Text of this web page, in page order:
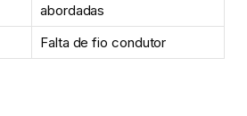
abordadas
Falta de fio condutor